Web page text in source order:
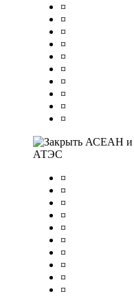
¤
¤
¤
¤
¤
¤
¤
¤
¤
¤
АСЕАН и
АТЭС
¤
¤
¤
¤
¤
¤
¤
¤
¤
¤